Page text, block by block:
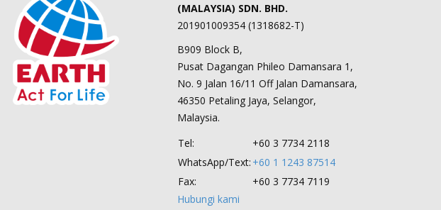
(MALAYSIA) SDN. BHD.
201901009354 (1318682-T)
B909 Block B,
Pusat Dagangan Phileo Damansara 1,
No. 9 Jalan 16/11 Off Jalan Damansara,
46350 Petaling Jaya, Selangor,
Malaysia.
Tel:
+60 3 7734 2118
WhatsApp/Text: +60 1 1243 87514
Fax:
+60 3 7734 7119
Hubungi kami